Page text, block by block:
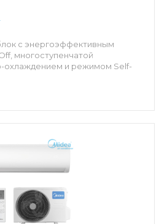
с энергоэффективным
многоступенчатой
охлаждением и режимом Self-